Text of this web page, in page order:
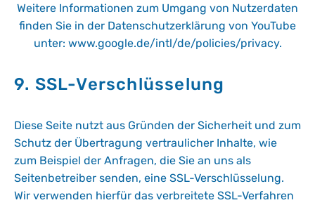
Weitere Informationen zum Umgang von Nutzerdaten
finden Sie in der Datenschutzerklärung von YouTube
unter: www.google.de/intl/de/policies/privacy.
9. SSL-Verschlüsselung
Diese Seite nutzt aus Gründen der Sicherheit und zum
Schutz der Übertragung vertraulicher Inhalte, wie
zum Beispiel der Anfragen, die Sie an uns als
Seitenbetreiber senden, eine SSL-Verschlüsselung.
Wir verwenden hierfür das verbreitete SSL-Verfahren